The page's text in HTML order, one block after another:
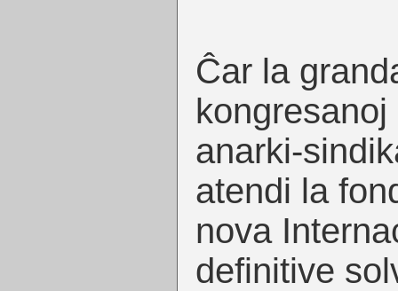
Ĉar la
anarki-
atendi la
nova
definitive